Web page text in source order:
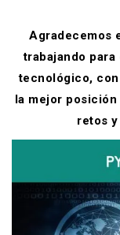
Agradecemos
trabajando
tecnológico,
la mejor
retos